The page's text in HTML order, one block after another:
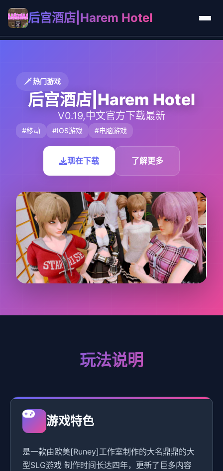
后宫酒店|Harem Hotel
🗡️ 热门游戏
后宫酒店|Harem Hotel
V0.19,中文官方下载最新
#移动 #IOS游戏 #电脑游戏
现在下载 了解更多
玩法说明
游戏特色
是一款由欧美[Runey]工作室制作的大名鼎鼎的大
型SLG游戏 制作时间长达四年，更新了巨多内容